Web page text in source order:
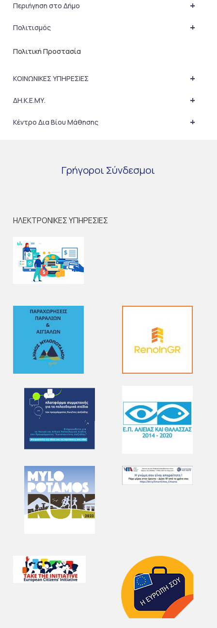
+
Περιήγηση στο Δήμο
+
Πολιτισμός
Πολιτική Προστασία
+
ΚΟΙΝΩΝΙΚΕΣ ΥΠΗΡΕΣΙΕΣ
+
ΔΗ.Κ.Ε.ΜΥ.
+
Κέντρο Δια Βίου Μάθησης
Γρήγοροι Σύνδεσμοι
ΗΛΕΚΤΡΟΝΙΚΕΣ ΥΠΗΡΕΣΙΕΣ